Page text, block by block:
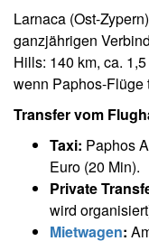
Larnaca (Ost-
ganzjährigen
Hills: 140 km, ca.
wenn Paphos-Flüge
Transfer vom
Taxi: Paphos
Euro (20 Min).
Private
wird
Mietwagen: